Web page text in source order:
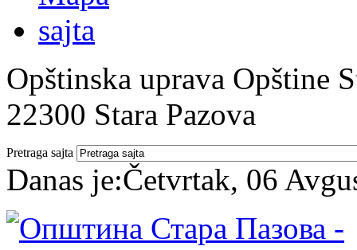
Opštinska uprava Opštine
22300 Stara Pazova
Pretraga sajta
Danas je:Četvrtak, 06